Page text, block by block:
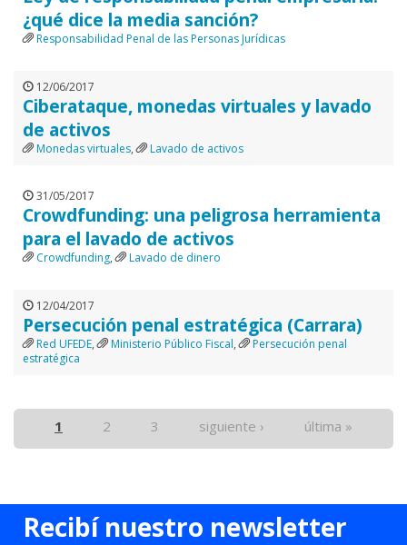
¿qué dice la media sanción?
Responsabilidad Penal de las Personas Jurídicas
12/06/2017
Ciberataque, monedas virtuales y lavado
de activos
Monedas virtuales, Lavado de activos
31/05/2017
Crowdfunding: una peligrosa herramienta
para el lavado de activos
Crowdfunding, Lavado de dinero
12/04/2017
Persecución penal estratégica (Carrara)
Red UFEDE, Ministerio Público Fiscal,
Persecución penal
estratégica
1 2 3 siguiente › última »
Recibí nuestro newsletter